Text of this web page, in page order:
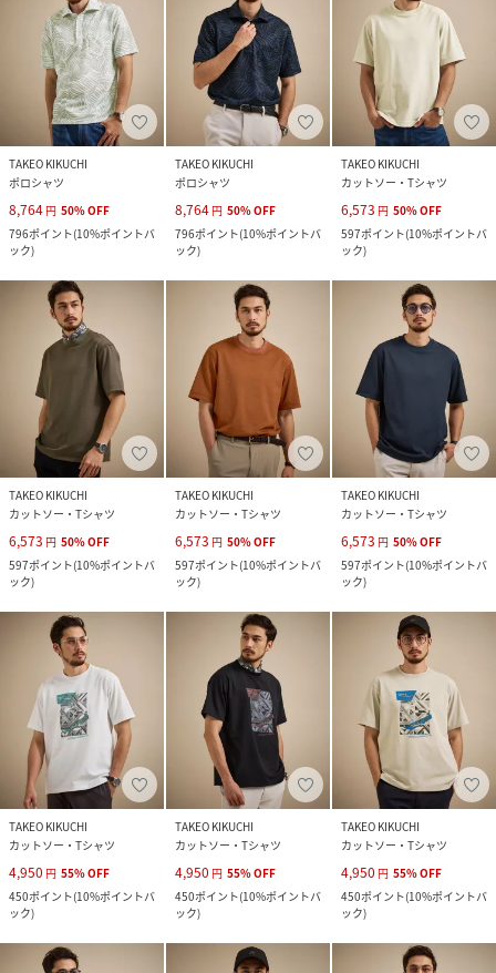
TAKEO KIKUCHI
ポロシャツ
8,764 円 50%OFF
796ポイント(10%ポイントバ
ック)
TAKEO KIKUCHI
ポロシャツ
8,764 円 50%OFF
796ポイント(10%ポイントバ
ック)
TAKEO KIKUCHI
カットソー・Tシャツ
6,573 円 50%OFF
597ポイント(10%ポイントバ
ック)
TAKEO KIKUCHI
カットソー・Tシャツ
6,573 円 50%OFF
597ポイント(10%ポイントバ
ック)
TAKEO KIKUCHI
カットソー・Tシャツ
6,573 円 50%OFF
597ポイント(10%ポイントバ
ック)
TAKEO KIKUCHI
カットソー・Tシャツ
6,573 円 50%OFF
597ポイント(10%ポイントバ
ック)
TAKEO KIKUCHI
カットソー・Tシャツ
4,950 円 55%OFF
450ポイント(10%ポイントバ
ック)
TAKEO KIKUCHI
カットソー・Tシャツ
4,950 円 55%OFF
450ポイント(10%ポイントバ
ック)
TAKEO KIKUCHI
カットソー・Tシャツ
4,950 円 55%OFF
450ポイント(10%ポイントバ
ック)